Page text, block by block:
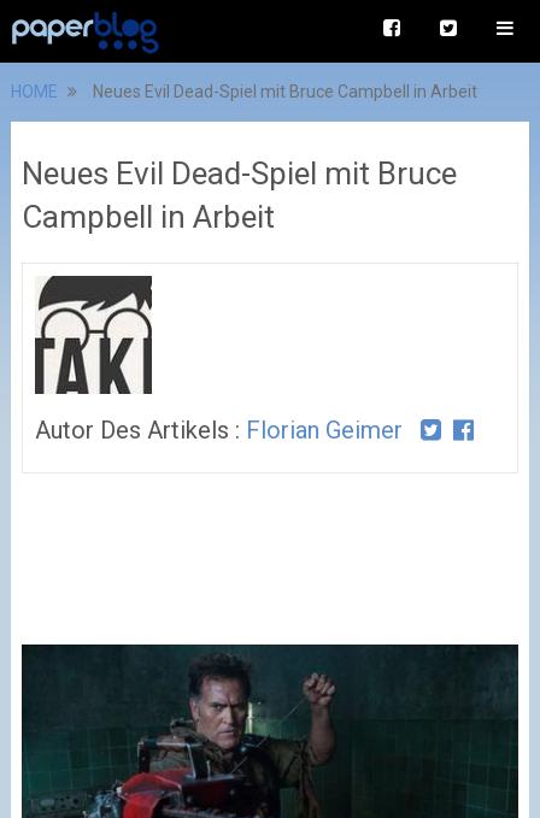
HOME Neues Evil Dead-Spiel mit Bruce Campbell in Arbeit
Neues Evil Dead-Spiel mit Bruce
Campbell in Arbeit
Autor Des Artikels : Florian Geimer